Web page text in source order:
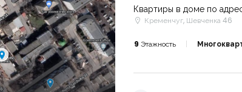
Квартиры в доме по
Кременчуг, Шевченка 46
9 Этажность